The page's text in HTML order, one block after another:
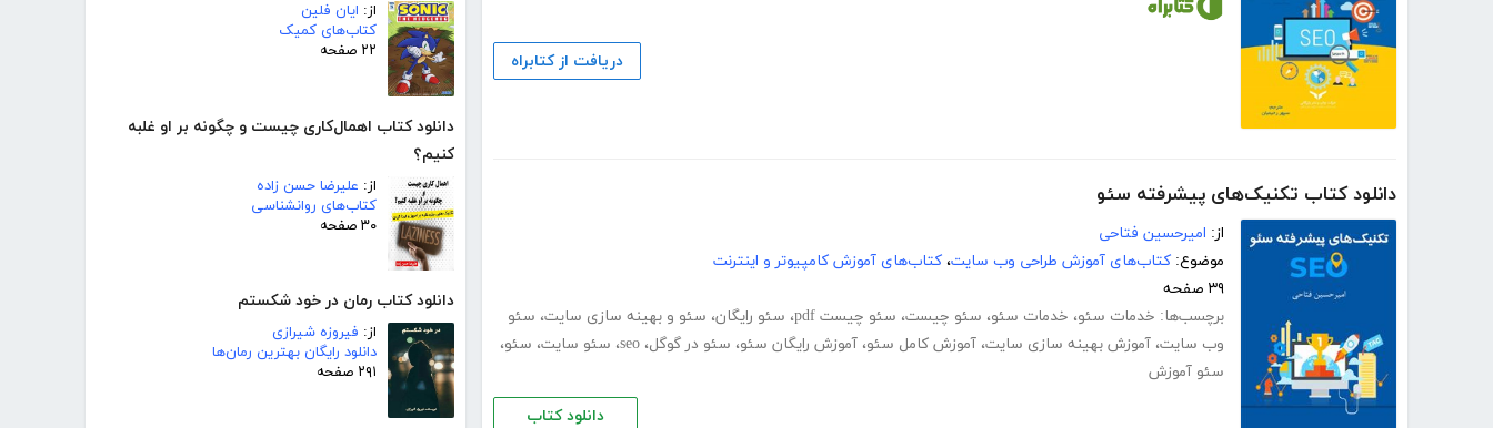
از: ایان فلین
کتاب‌های کمیک
۲۲ صفحه
دانلود کتاب اهمال‌کاری چیست و چگونه بر او غلبه
کنیم؟
از: علیرضا حسن زاده
کتاب‌های روانشناسی
۳۰ صفحه
دانلود کتاب رمان در خود شکستم
از: فیروزه شیرازی
دانلود رایگان بهترین رمان‌ها
۲۹۱ صفحه
دریافت از کتابراه
دانلود کتاب تکنیک‌های پیشرفته سئو
از: امیرحسین فتاحی
موضوع: کتاب‌های آموزش طراحی وب سایت، کتاب‌های آموزش کامپیوتر و اینترنت
۳۹ صفحه
برچسب‌ها: خدمات سئو، خدمات سئو، سئو چیست، سئو چیست pdf ، سئو رایگان، سئو و بهینه سازی سایت، سئو
وب سایت، آموزش بهینه سازی سایت، آموزش کامل سئو، آموزش رایگان سئو، سئو در گوگل، seo، سئو سایت، سئو،
سئو آموزش
دانلود کتاب